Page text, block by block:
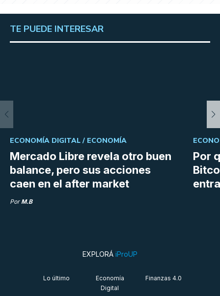
TE PUEDE INTERESAR
Mercado Libre revela otro buen
balance, pero sus acciones
caen en el after market
ECONOMÍA DIGITAL / ECONOMÍA
Por M.B
Por
EXPLORÁ iProUP
Lo último
Economía
Digital
Finanzas 4.0